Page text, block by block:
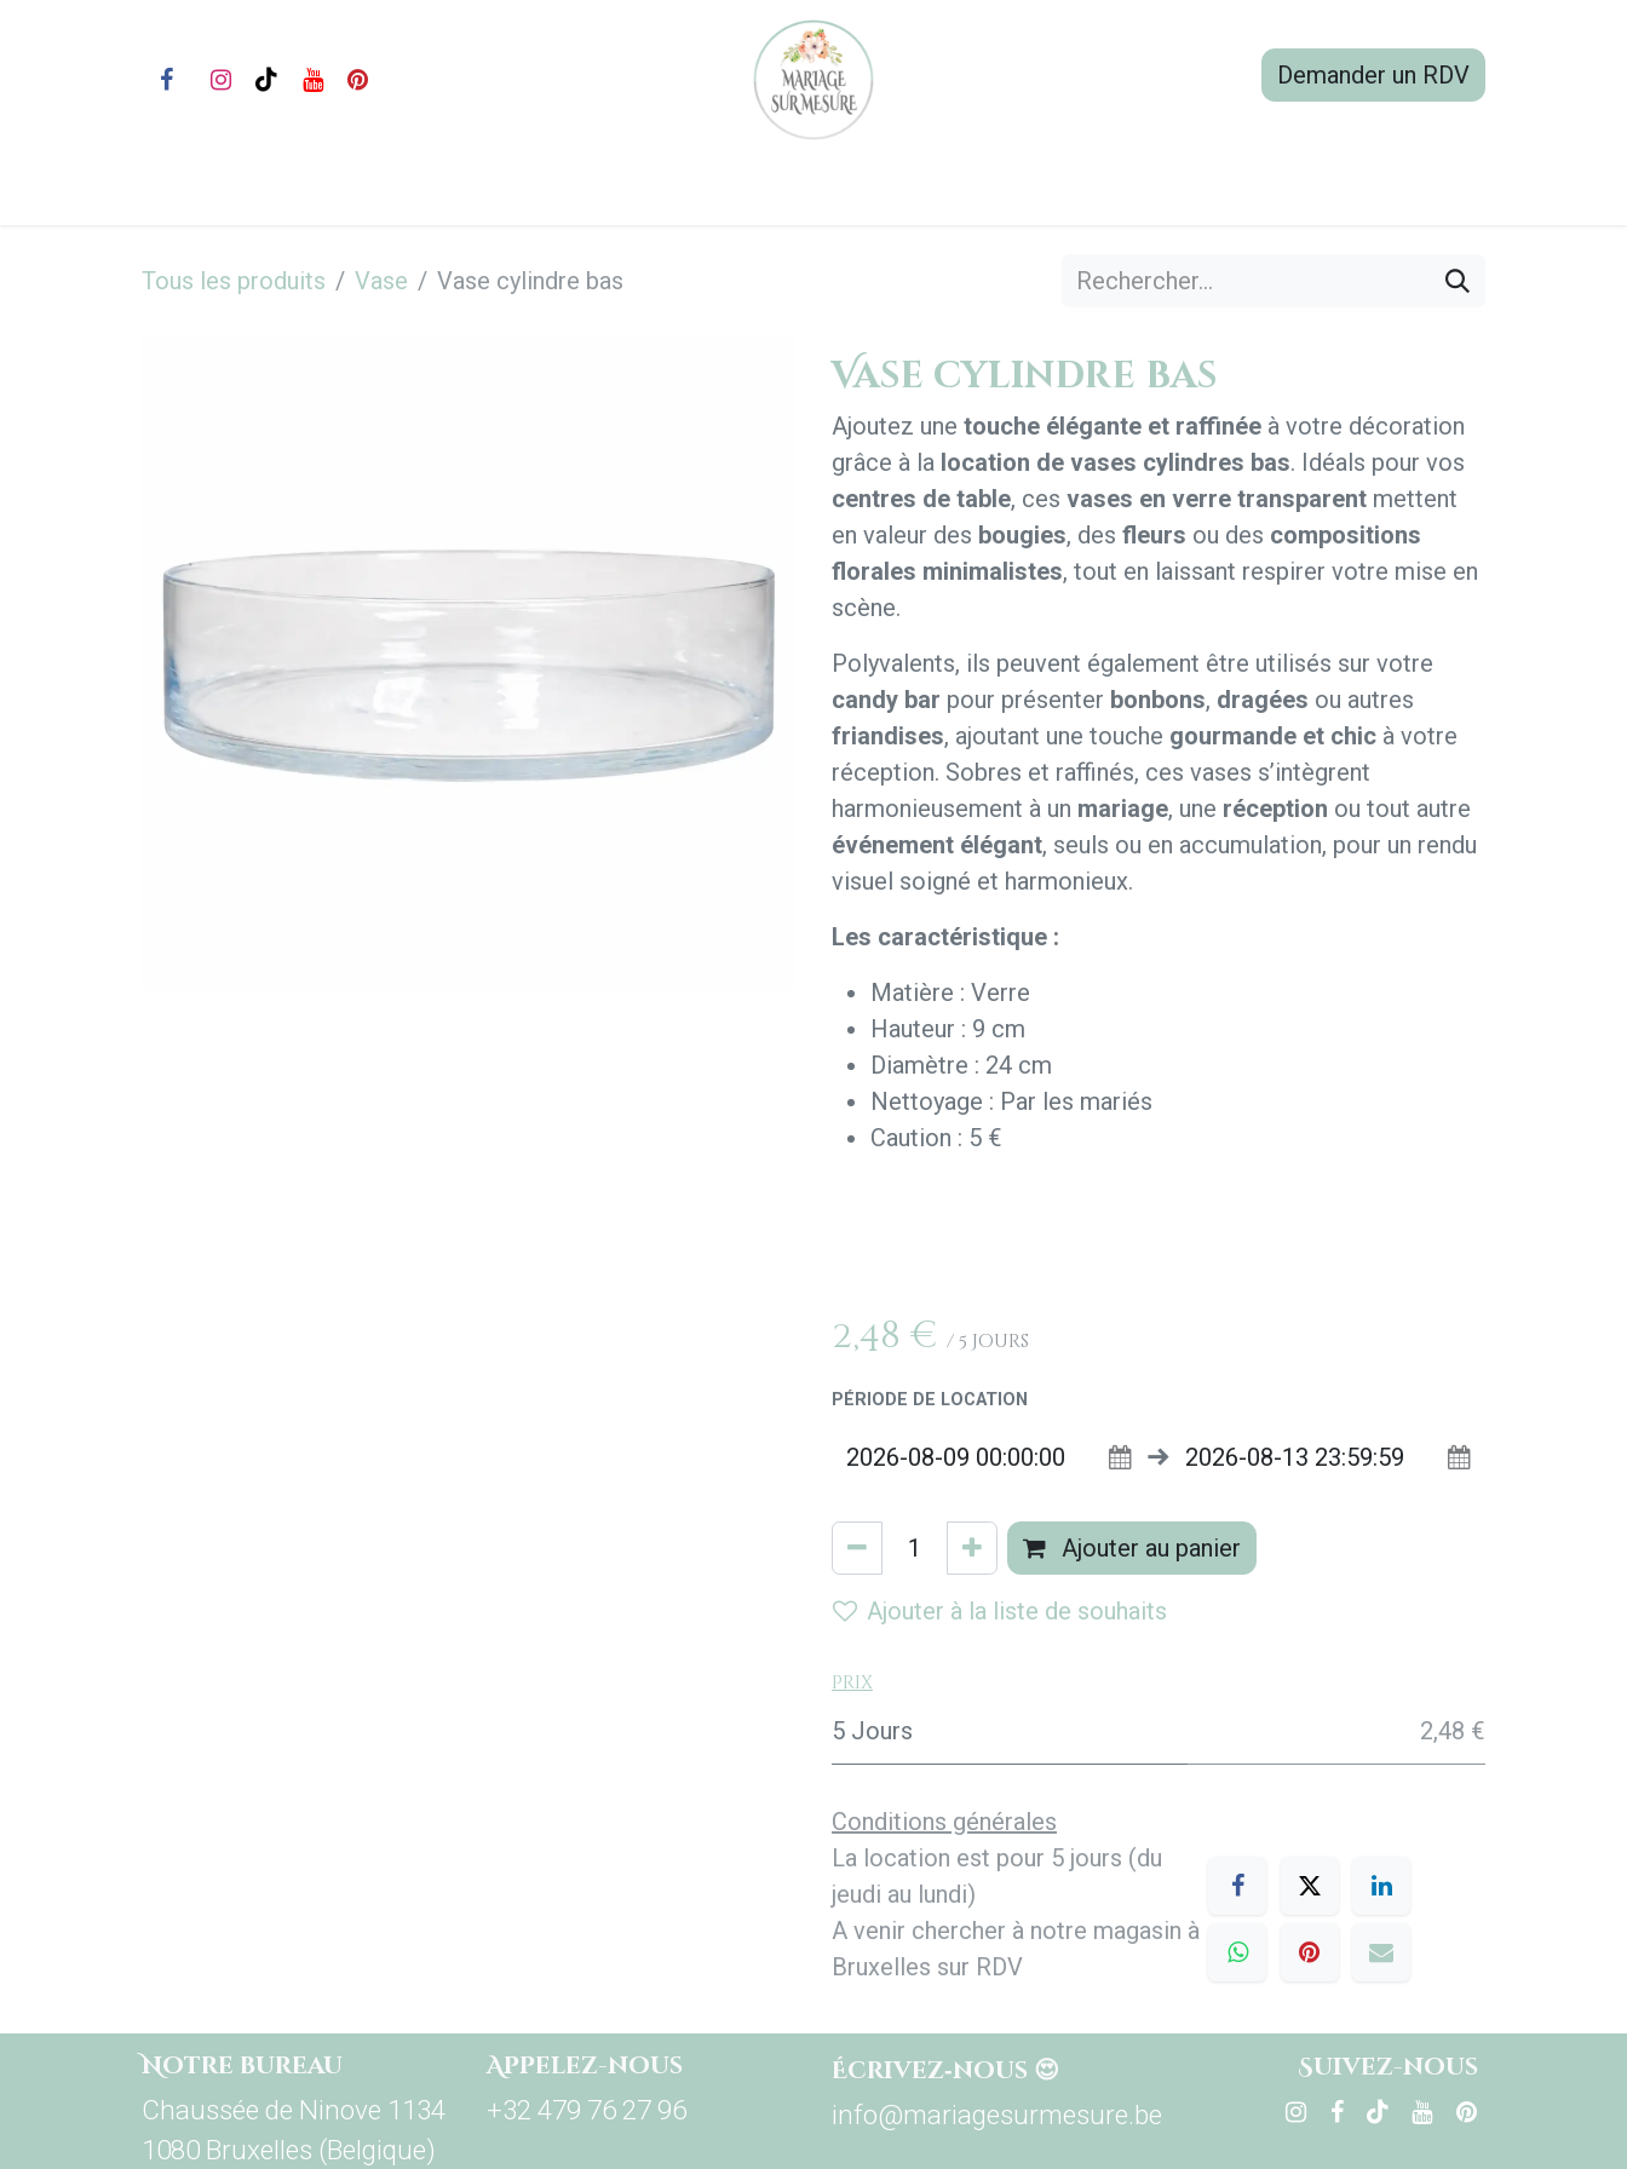
Demander un RDV
Tous les produits Vase Vase cylindre bas
Vase cylindre bas
Ajoutez une touche élégante et raffinée à votre décoration
grâce à la location de vases cylindres bas. Idéals pour vos
centres de table, ces vases en verre transparent mettent
en valeur des bougies, des fleurs ou des compositions
florales minimalistes, tout en laissant respirer votre mise en
scène.
Polyvalents, ils peuvent également être utilisés sur votre
candy bar pour présenter bonbons, dragées ou autres
friandises, ajoutant une touche gourmande et chic à votre
réception. Sobres et raffinés, ces vases s’intègrent
harmonieusement à un mariage, une réception ou tout autre
événement élégant, seuls ou en accumulation, pour un rendu
visuel soigné et harmonieux.
Les caractéristique :
Matière : Verre
Hauteur : 9 cm
Diamètre : 24 cm
Nettoyage : Par les mariés
Caution : 5 €
2,48 € /5 Jours
PÉRIODE DE LOCATION
Ajouter au panier
Ajouter à la liste de souhaits
Prix
5 Jours 2,48 €
Conditions générales
La location est pour 5 jours (du
jeudi au lundi)
A venir chercher à notre magasin à
Bruxelles sur RDV
Notre bureau
Chaussée de Ninove 1134
1080 Bruxelles (Belgique)
Appelez-nous
+32 479 76 27 96
Écrivez‑nous 😍
info@mariagesurmesure.be
Su​ivez-nous